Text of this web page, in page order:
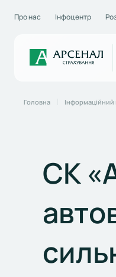
Про нас Інфоцентр
Головна Інформаційний
СК